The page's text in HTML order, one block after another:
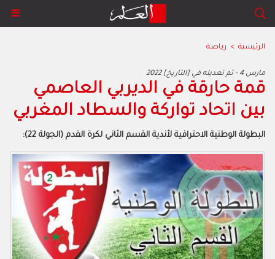
الرئيسية > رياضة
2022 مارس 4 - تم تعديله في [التاريخ]
قمة حارقة في الديربي العاصمي
بين اتحاد تواركة والسطاد المغربي
البطولة الوطنية الاحترافية لأندية القسم الثاني لكرة القدم (الجولة 22):